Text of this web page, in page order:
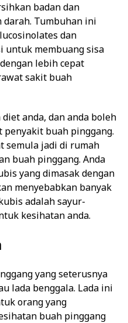
badan dan
darah. Tumbuhan ini
dan
untuk membuang sisa
lebih cepat
sakit buah
anda, dan anda boleh
penyakit buah pinggang.
semula jadi di rumah
buah pinggang. Anda
yang dimasak dengan
menyebabkan banyak
adalah sayur-
kesihatan anda.
yang seterusnya
lada benggala. Lada ini
orang yang
buah pinggang